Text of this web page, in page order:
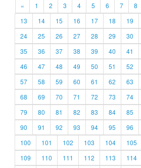
« 1 2 3 4 5 6 7 8
13
14 15 16 17 18 19
24
25 26 27 28 29 30
35
36 37 38 39 40 41
46
47 48 49 50 51 52
57
58 59 60 61 62 63
68
69 70 71 72 73 74
79
80 81 82 83 84 85
90
91 92 93 94 95 96
100
101 102 103 104 105
109
110 111 112 113 114